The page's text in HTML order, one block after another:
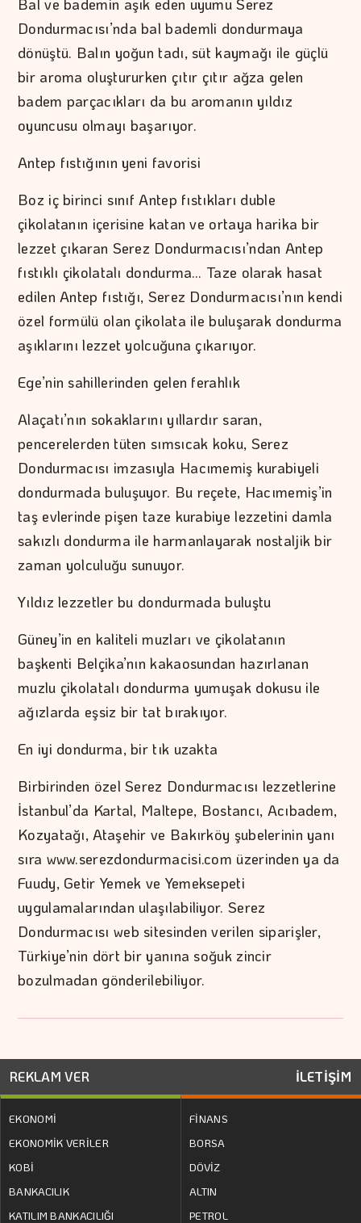
Dondurmacısı’nda bal bademli dondurmaya
dönüştü. Balın yoğun tadı, süt kaymağı ile güçlü
bir aroma oluştururken çıtır çıtır ağza gelen
badem parçacıkları da bu aromanın yıldız
oyuncusu olmayı başarıyor.
Antep fıstığının yeni favorisi
Boz iç birinci sınıf Antep fıstıkları duble
çikolatanın içerisine katan ve ortaya harika bir
lezzet çıkaran Serez Dondurmacısı’ndan Antep
fıstıklı çikolatalı dondurma… Taze olarak hasat
edilen Antep fıstığı, Serez Dondurmacısı’nın kendi
özel formülü olan çikolata ile buluşarak dondurma
aşıklarını lezzet yolcuğuna çıkarıyor.
Ege’nin sahillerinden gelen ferahlık
Alaçatı’nın sokaklarını yıllardır saran,
pencerelerden tüten sımsıcak koku, Serez
Dondurmacısı imzasıyla Hacımemiş kurabiyeli
dondurmada buluşuyor. Bu reçete, Hacımemiş’in
taş evlerinde pişen taze kurabiye lezzetini damla
sakızlı dondurma ile harmanlayarak nostaljik bir
zaman yolculuğu sunuyor.
Yıldız lezzetler bu dondurmada buluştu
Güney’in en kaliteli muzları ve çikolatanın
başkenti Belçika’nın kakaosundan hazırlanan
muzlu çikolatalı dondurma yumuşak dokusu ile
ağızlarda eşsiz bir tat bırakıyor.
En iyi dondurma, bir tık uzakta
Birbirinden özel Serez Dondurmacısı lezzetlerine
İstanbul’da Kartal, Maltepe, Bostancı, Acıbadem,
Kozyatağı, Ataşehir ve Bakırköy şubelerinin yanı
sıra www.serezdondurmacisi.com üzerinden ya da
Fuudy, Getir Yemek ve Yemeksepeti
uygulamalarından ulaşılabiliyor. Serez
Dondurmacısı web sitesinden verilen siparişler,
Türkiye’nin dört bir yanına soğuk zincir
bozulmadan gönderilebiliyor.
REKLAM VER İLETİŞİM
EKONOMİ
EKONOMİK VERİLER
KOBİ
BANKACILIK
KATILIM BANKACILIĞI
FİNANS
BORSA
DÖVİZ
ALTIN
PETROL